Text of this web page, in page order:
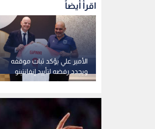
اقرأ أيضاً
الأمير علي يؤكد ثبات موقفه
ويجدد رفضه لتأييد إنفانتينو